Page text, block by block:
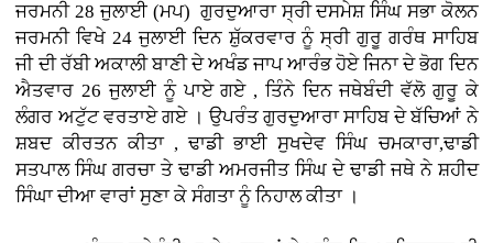
ਜਰਮਨੀ 28 ਜੁਲਾਈ (ਮਪ)ਗੁਰਦੁਆਰਾ ਸ੍ਰੀ ਦਸਮੇਸ਼ ਸਿੰਘ ਸਭਾ ਕੋਲਨ
ਜਰਮਨੀ ਵਿਖੇ 24 ਜੁਲਾਈ ਦਿਨ ਸ਼ੁੱਕਰਵਾਰ ਨੂੰ ਸ੍ਰੀ ਗੁਰੂ ਗਰੰਥ ਸਾਹਿਬ
ਜੀ ਦੀ ਰੱਬੀ ਅਕਾਲੀ ਬਾਣੀ ਦੇ ਅਖੰਡ ਜਾਪ ਆਰੰਭ ਹੋਏ ਜਿਨਾ ਦੇ ਭੋਗ ਦਿਨ
ਐਤਵਾਰ 26 ਜੁਲਾਈ ਨੂੰ ਪਾਏ ਗਏ , ਤਿੰਨੇ ਦਿਨ ਜਥੇਬੰਦੀ ਵੱਲੋ ਗੁਰੂ ਕੇ
ਲੰਗਰ ਅਟੁੱਟ ਵਰਤਾਏ ਗਏ । ਉਪਰੰਤ ਗੁਰਦੁਆਰਾ ਸਾਹਿਬ ਦੇ ਬੱਚਿਆਂ ਨੇ
ਸ਼ਬਦ ਕੀਰਤਨ ਕੀਤਾ , ਢਾਡੀ ਭਾਈ ਸੁਖਦੇਵ ਸਿੰਘ ਚਮਕਾਰਾ,ਢਾਡੀ
ਸਤਪਾਲ ਸਿੰਘ ਗਰਚਾ ਤੇ ਢਾਡੀ ਅਮਰਜੀਤ ਸਿੰਘ ਦੇ ਢਾਡੀ ਜਥੇ ਨੇ ਸ਼ਹੀਦ
ਸਿੰਘਾ ਦੀਆ ਵਾਰਾਂ ਸੁਣਾ ਕੇ ਸੰਗਤਾ ਨੂੰ ਨਿਹਾਲ ਕੀਤਾ ।